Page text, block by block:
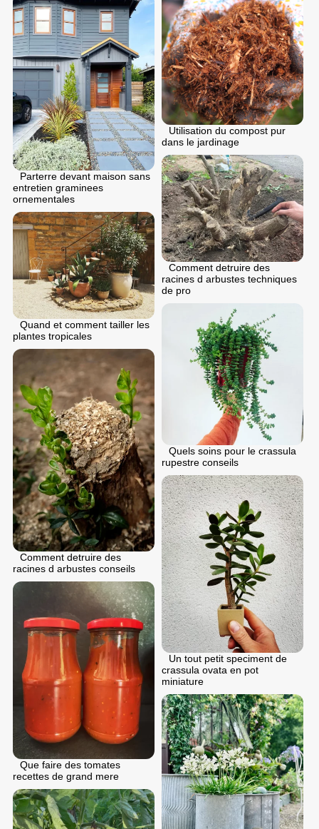
Utilisation du compost pur
dans le jardinage
Parterre devant maison sans
entretien graminees
ornementales
Comment detruire des
racines d arbustes techniques
de pro
Quand et comment tailler les
plantes tropicales
Quels soins pour le crassula
rupestre conseils
Comment detruire des
racines d arbustes conseils
Un tout petit speciment de
crassula ovata en pot
miniature
Que faire des tomates
recettes de grand mere